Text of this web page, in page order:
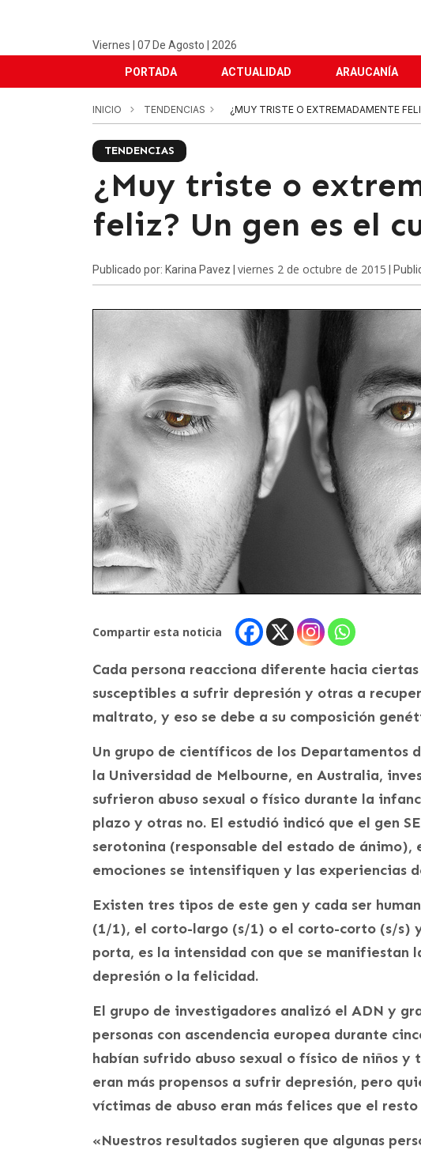
Viernes | 07 De Agosto | 2026
PORTADA ACTUALIDAD ARAUCANÍA
INICIO TENDENCIAS ¿MUY TRISTE O EXTREMADAMENTE
TENDENCIAS
¿Muy triste o
feliz? Un gen es el
Publicado por: Karina Pavez | viernes 2 de octubre de 2015 |
Compartir esta noticia
Cada persona reacciona diferente hacia
susceptibles a sufrir depresión y otras a
maltrato, y eso se debe a su composición
Un grupo de científicos de los Departamentos
la Universidad de Melbourne, en Australia,
sufrieron abuso sexual o físico durante la
plazo y otras no. El estudió indicó que el gen
serotonina (responsable del estado de
emociones se intensifiquen y las experiencias
Existen tres tipos de este gen y cada ser
(1/1), el corto-largo (s/1) o el corto-corto (s/s)
porta, es la intensidad con que se manifiestan
depresión o la felicidad.
El grupo de investigadores analizó el ADN y
personas con ascendencia europea durante
habían sufrido abuso sexual o físico de niños
eran más propensos a sufrir depresión, pero
víctimas de abuso eran más felices que el
«Nuestros resultados sugieren que algunas